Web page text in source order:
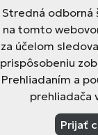
Stredná odborná
na tomto
za účelom
prispôsobeniu
Prehliadaním a
prehliadača
Prijať